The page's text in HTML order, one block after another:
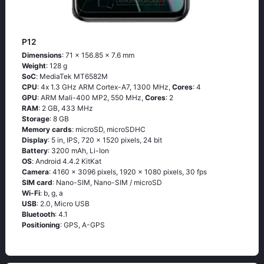
P12
Dimensions: 71 x 156.85 x 7.6 mm
Weight: 128 g
SoC: МеdiаТеk МТ6582М
CPU: 4х 1.3 GНz АRМ Соrtех-А7, 1300 MHz, Cores: 4
GPU: ARM Mali-400 MP2, 550 MHz, Cores: 2
RAM: 2 GB, 433 MHz
Storage: 8 GB
Memory cards: microSD, microSDHC
Display: 5 in, IPS, 720 x 1520 pixels, 24 bit
Battery: 3200 mAh, Li-Ion
OS: Аndrоid 4.4.2 ΚitΚаt
Camera: 4160 x 3096 pixels, 1920 x 1080 pixels, 30 fps
SIM card: Nano-SIM, Nano-SIM / microSD
Wi-Fi: b, g, а
USB: 2.0, Micro USB
Bluetooth: 4.1
Positioning: GРS, А-GРS